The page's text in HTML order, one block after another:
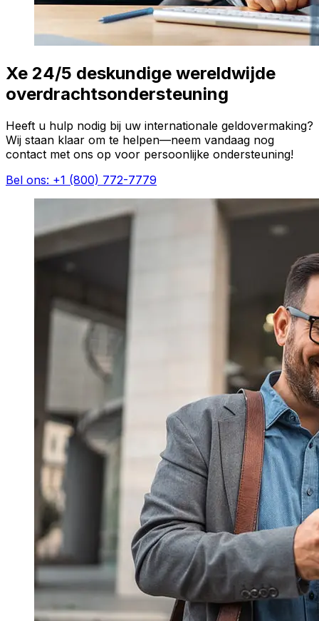
Xe 24/5 deskundige wereldwijde
overdrachtsondersteuning
Heeft u hulp nodig bij uw internationale geldovermaking?
Wij staan klaar om te helpen—neem vandaag nog
contact met ons op voor persoonlijke ondersteuning!
Bel ons: +1 (800) 772-7779